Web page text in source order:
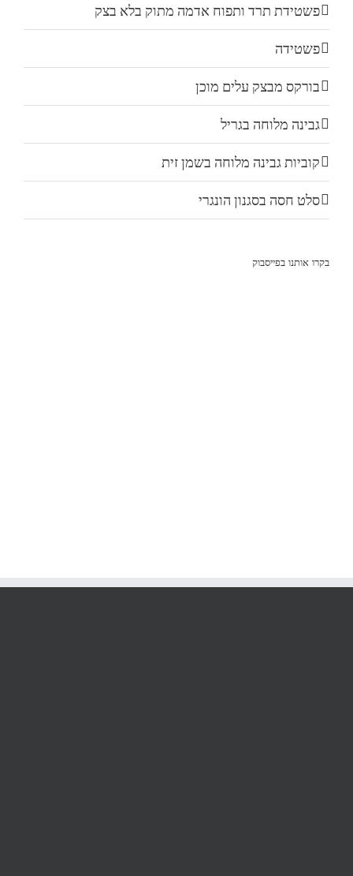
פשטידת תרד ותפוח אדמה מתוק בלא בצק
פשטידה
בורקס מבצק עלים מוכן
גבינה מלוחה בגריל
קוביות גבינה מלוחה בשמן זית
סלט חסה בסגנון הונגרי
בקרו אותנו בפייסבוק